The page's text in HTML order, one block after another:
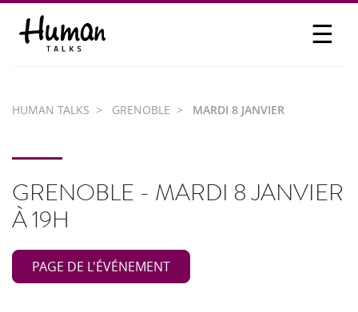
☰
PARTICIPER
HUMAN TALKS GRENOBLE MARDI 8 JANVIER
GRENOBLE - MARDI 8 JANVIER
À 19H
PAGE DE L'ÉVÉNEMENT